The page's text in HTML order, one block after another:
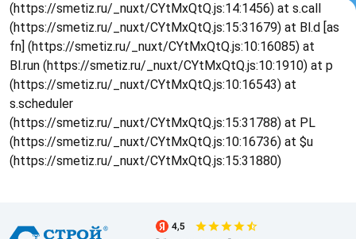
(https://smetiz.ru/_nuxt/CYtMxQtQ.js:14:1456) at s.call
(https://smetiz.ru/_nuxt/CYtMxQtQ.js:15:31679) at Bl.d [as
fn] (https://smetiz.ru/_nuxt/CYtMxQtQ.js:10:16085) at
Bl.run (https://smetiz.ru/_nuxt/CYtMxQtQ.js:10:1910) at p
(https://smetiz.ru/_nuxt/CYtMxQtQ.js:10:16543) at
s.scheduler
(https://smetiz.ru/_nuxt/CYtMxQtQ.js:15:31788) at PL
(https://smetiz.ru/_nuxt/CYtMxQtQ.js:10:16736) at $u
(https://smetiz.ru/_nuxt/CYtMxQtQ.js:15:31880)